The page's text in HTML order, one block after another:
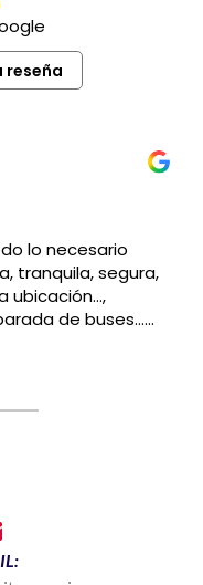
reseña
lo necesario
tranquila, segura,
ubicación…,
de buses…